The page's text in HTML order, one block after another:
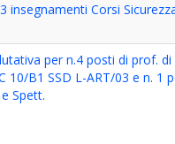
insegnamenti Corsi
per n.4 posti di prof. di
10/B1 SSD L-ART/03 e n. 1
Spett.